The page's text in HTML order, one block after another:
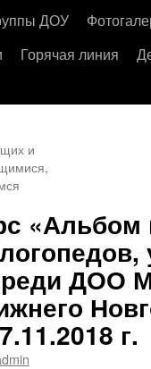
ДОУ
Горячая линия
и
«Альбом
ДОО
г.